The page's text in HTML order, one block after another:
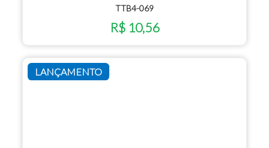
TTB4-069
R$ 10,56
LANÇAMENTO